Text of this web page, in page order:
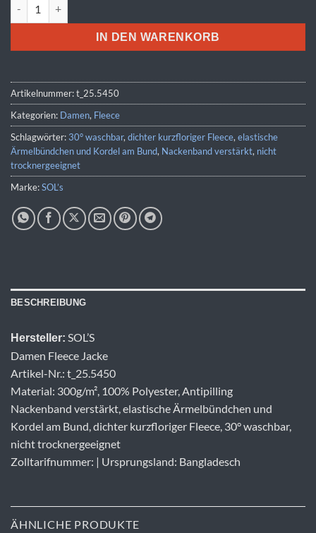
IN DEN WARENKORB
Artikelnummer:t_25.5450
Kategorien: Damen, Fleece
Schlagwörter: 30° waschbar,dichter kurzfloriger Fleece,elastische
Ärmelbündchen und Kordel am Bund, Nackenband verstärkt, nicht
trocknergeeignet
Marke:SOL’s
BESCHREIBUNG
Hersteller: SOL’S
Damen Fleece Jacke
Artikel-Nr.: t_25.5450
Material: 300g/m², 100% Polyester, Antipilling
Nackenband verstärkt, elastische Ärmelbündchen und
Kordel am Bund, dichter kurzfloriger Fleece, 30° waschbar,
nicht trocknergeeignet
Zolltarifnummer: | Ursprungsland: Bangladesch
ÄHNLICHE PRODUKTE